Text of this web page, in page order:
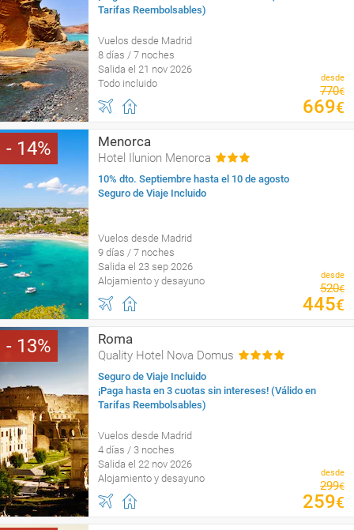
Tarifas Reembolsables)
Vuelos desde Madrid
8 días / 7 noches
Salida el 21 nov 2026
Todo incluido
desde
770€
669€
14 Menorca
Hotel Ilunion Menorca
10% dto. Septiembre hasta el 10 de agosto
Seguro de Viaje Incluido
Vuelos desde Madrid
9 días / 7 noches
Salida el 23 sep 2026
Alojamiento y desayuno
desde
520€
445€
13 Roma
Quality Hotel Nova Domus
Seguro de Viaje Incluido
¡Paga hasta en 3 cuotas sin intereses! (Válido en
Tarifas Reembolsables)
Vuelos desde Madrid
4 días / 3 noches
Salida el 22 nov 2026
Alojamiento y desayuno
desde
299€
259€